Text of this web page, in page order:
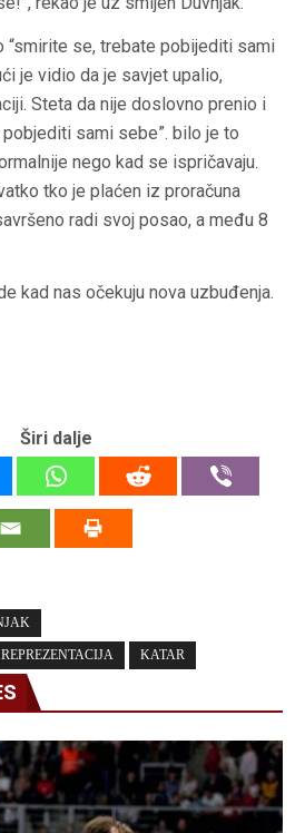
“smirite se, trebate pobijediti sami
je vidio da je savjet upalio,
Steta da nije doslovno prenio i
sami sebe”. bilo je to
nego kad se ispričavaju.
tko je plaćen iz proračuna
radi svoj posao, a među 8
kad nas očekuju nova uzbuđenja.
Širi dalje
KATAR